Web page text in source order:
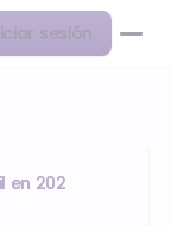
sesión
2023